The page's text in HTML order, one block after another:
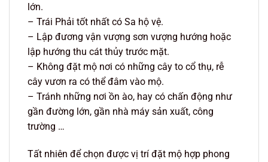
lớn.
– Trái Phải tốt nhất có Sa hộ vệ.
– Lập đương vận vượng sơn vượng hướng hoặc
lập hướng thu cát thủy trước mặt.
– Không đặt mộ nơi có những cây to cổ thụ, rễ
cây vươn ra có thể đâm vào mộ.
– Tránh những nơi ồn ào, hay có chấn động như
gần đường lớn, gần nhà máy sản xuất, công
trường …
Tất nhiên để chọn được vị trí đặt mộ hợp phong